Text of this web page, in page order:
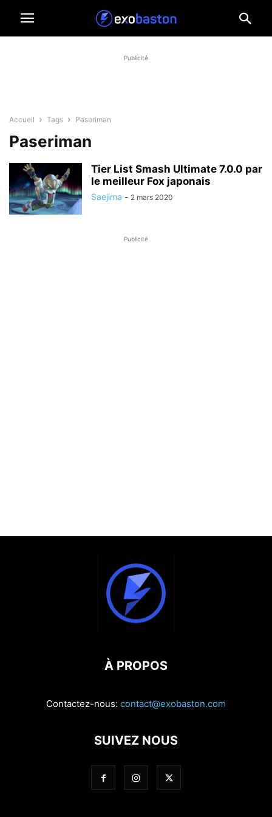
Publicité
Accueil Tags Paseriman
Paseriman
Tier List Smash Ultimate 7.0.0 par
le meilleur Fox japonais
Saejima - 2 mars 2020
Publicité
À PROPOS
Contactez-nous: contact@exobaston.com
SUIVEZ NOUS